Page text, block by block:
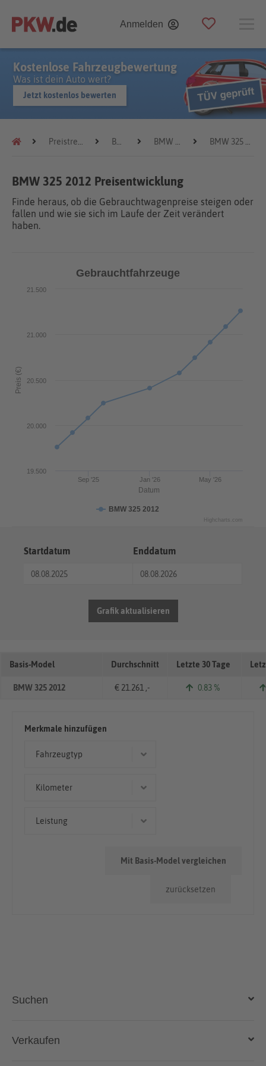
Anmelden
Kostenlose Fahrzeugbewertung
Was ist dein Auto wert?
Jetzt kostenlos bewerten
Preistrends BMW BMW 325 BMW 325 2012
BMW 325 2012 Preisentwicklung
Finde heraus, ob die Gebrauchtwagenpreise steigen oder
fallen und wie sie sich im Laufe der Zeit verändert
haben.
Datum
Preis (€)
Gebrauchtfahrzeuge
BMW 325 2012
Jan '26
Sep '25 May '26
19.500
20.000
20.500
21.000
21.500
Highcharts.com
Startdatum Enddatum
Grafik aktualisieren
Basis-Model Durchschnitt Letzte 30 Tage
BMW 325 2012 € 21.261 ,- 0.83 %
Merkmale hinzufügen
Fahrzeugtyp
Kombi
Kilometer
Leistung
zurücksetzen
Mit Basis-Model vergleichen
Suchen
Auto kaufen
Verkaufen